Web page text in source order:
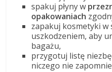
spakuj płyny w
opakowaniach
zapakuj kosmetyki w
uszkodzeniem, aby
bagażu,
przygotuj listę
niczego nie